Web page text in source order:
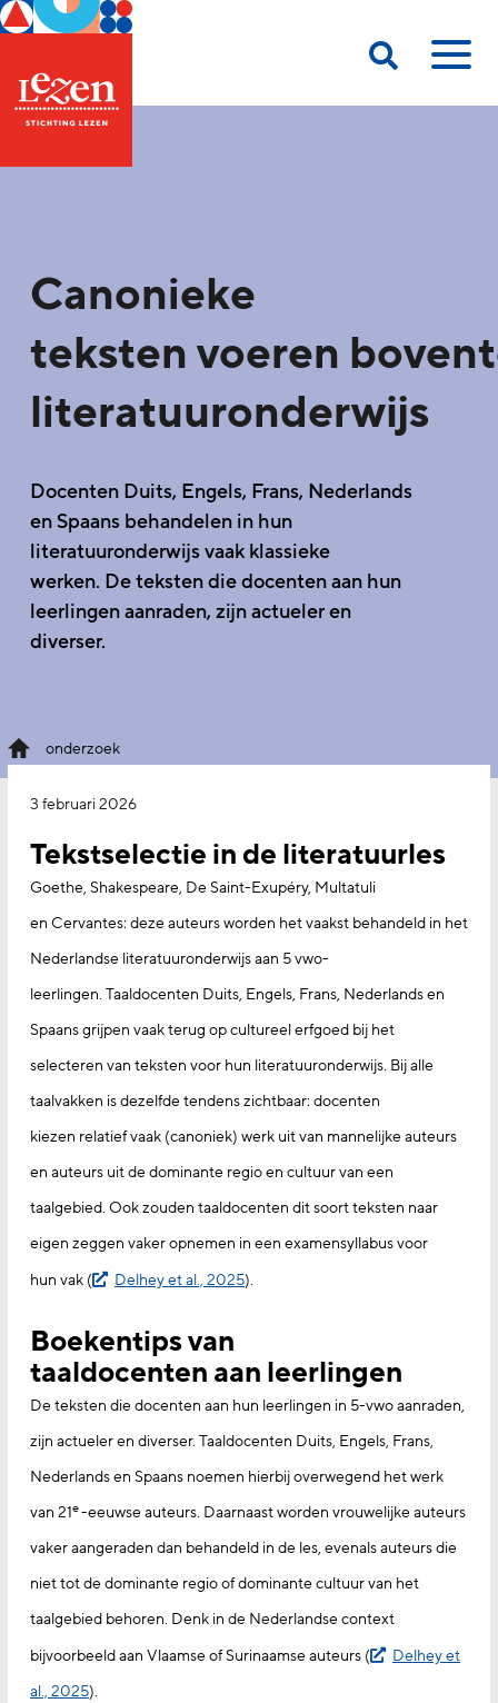
Canonieke
teksten voeren
literatuuronderwijs
Docenten Duits, Engels, Frans, Nederlands
en Spaans behandelen in hun
literatuuronderwijsvaak klassieke
werken. De teksten die docentenaan hun
leerlingen aanraden, zijn actueler en
diverser.
onderzoek
3 februari 2026
Tekstselectie in de literatuurles
Goethe, Shakespeare, De Saint-Exupéry, Multatuli
en Cervantes: deze auteurs worden het vaakst behandeld in het
Nederlandse literatuuronderwijs aan 5 vwo-
leerlingen. Taaldocenten Duits, Engels, Frans, Nederlands en
Spaans grijpen vaak terug op cultureel erfgoed bij het
selecteren van teksten voor hun literatuuronderwijs. Bij alle
taalvakken is dezelfde tendens zichtbaar: docenten
kiezen relatief vaak (canoniek) werk uit van mannelijke auteurs
en auteurs uit de dominante regio en cultuur van een
taalgebied. Ook zouden taaldocenten dit soort teksten naar
eigen zeggen vaker opnemen in een examensyllabus voor
hun vak (
Delhey et al., 2025).
Boekentips van
taaldocenten aan leerlingen
De teksten die docenten aan hun leerlingen in 5-vwo aanraden,
zijn actueler en diverser. Taaldocenten Duits, Engels, Frans,
Nederlands en Spaans noemen hierbij overwegend het werk
van 21e-eeuwse auteurs. Daarnaast worden vrouwelijke auteurs
vaker aangeraden dan behandeld in de les, evenals auteurs die
niet tot de dominante regio of dominante cultuur van het
taalgebied behoren. Denk in de Nederlandse context
bijvoorbeeld aan Vlaamse of Surinaamse auteurs (
Delhey et
al., 2025).